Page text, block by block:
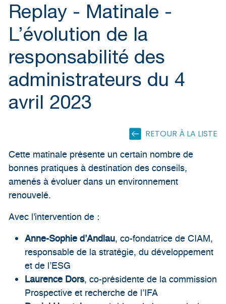
Replay - Matinale -
L’évolution de la
responsabilité des
administrateurs du 4
avril 2023
RETOUR À LA LISTE
Cette matinale présente un certain nombre de
bonnes pratiques à destination des conseils,
amenés à évoluer dans un environnement
renouvelé.
Avec l'intervention de :
Anne-Sophie d’Andlau, co-fondatrice de CIAM,
responsable de la stratégie, du développement
et de l’ESG
Laurence Dors, co-présidente de la commission
Prospective et recherche de l’IFA